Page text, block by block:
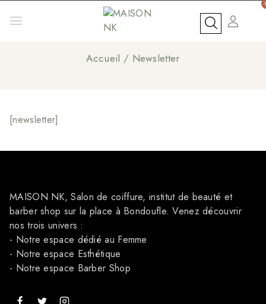
Accueil / Newsletter
[newsletter]
MAISON NK, Salon de coiffure, institut de beauté et
barber shop sur la place à Bondoufle. Venez découvrir
nos trois univers :
- Notre espace dédié au Femme
- Notre espace Esthétique
- Notre espace Barber Shop